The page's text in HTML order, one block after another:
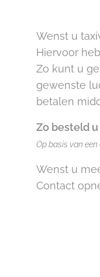
Wenst u
Hiervoor
Zo kunt u
gewenste
betalen
Zo besteld
Op basis van
Wenst u
Contact